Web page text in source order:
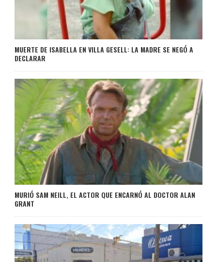
MUERTE DE ISABELLA EN VILLA GESELL: LA MADRE SE NEGÓ A
DECLARAR
MURIÓ SAM NEILL, EL ACTOR QUE ENCARNÓ AL DOCTOR ALAN
GRANT